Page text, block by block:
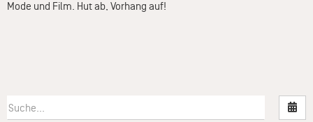
Mode und Film. Hut ab, Vorhang auf!